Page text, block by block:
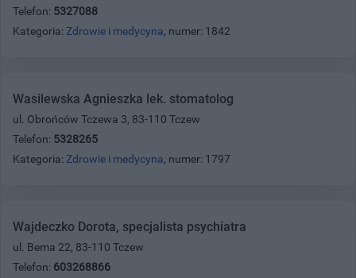
Telefon: 5327088
Kategoria: Zdrowie i medycyna, numer: 1842
Wasilewska Agnieszka lek. stomatolog
ul. Obrońców Tczewa 3, 83-110 Tczew
Telefon: 5328265
Kategoria: Zdrowie i medycyna, numer: 1797
Wajdeczko Dorota, specjalista psychiatra
ul. Bema 22, 83-110 Tczew
Telefon: 603268866